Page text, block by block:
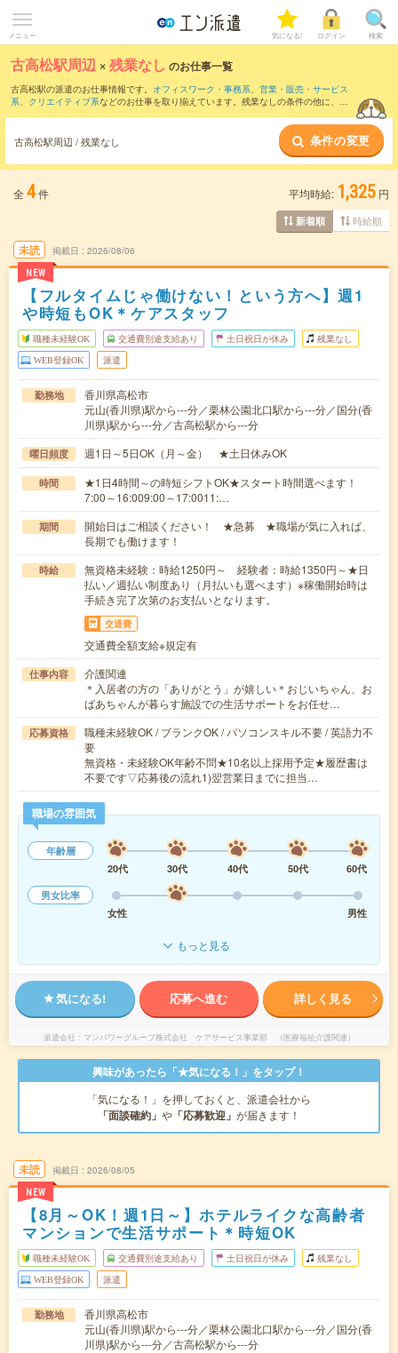
メニュー 気になる! ログイン 検索
古高松駅周辺 ×残業なし のお仕事一覧
古高松駅の派遣のお仕事情報です。 オフィスワーク・事務系、 営業・販売・サービス
系、 クリエイティブ系などのお仕事を取り揃えています。残業なしの条件の他に、 交
古高松駅周辺 / 残業なし 条件の変更
全 4件 平均時給: 1,325 円
新着順 時給順
未読
NEW
掲載日 2026/08/06
【フルタイムじゃ働けない！という方へ】週1
や時短もOK＊ケアスタッフ
職種未経験OK 交通費別途支給あり 土日祝日が休み 残業なし
WEB登録OK 派遣
勤務地
香川県高松市
元山(香川県)駅から---分／栗林公園北口駅から---分／国分(香
川県)駅から---分／古高松駅から---分
曜日頻度 週1日～5日OK（月～金） ★土日休みOK
時間
★1日4時間～の時短シフトOK★スタート時間選べます！
7:00～16:009:00～17:0011:…
期間
開始日はご相談ください！ ★急募 ★職場が気に入れば、
長期でも働けます！
時給
無資格未経験：時給1250円～ 経験者：時給1350円～★日
払い／週払い制度あり（月払いも選べます）※稼働開始時は
手続き完了次第のお支払いとなります。
交通費
交通費全額支給※規定有
仕事内容
介護関連
＊入居者の方の「ありがとう」が嬉しい＊おじいちゃん、お
ばあちゃんが暮らす施設での生活サポートをお任せ…
応募資格
職種未経験OK / ブランクOK / パソコンスキル不要 / 英語力不
要
無資格・未経験OK年齢不問★10名以上採用予定★履歴書は
不要です▽応募後の流れ1)翌営業日までに担当…
職場の雰囲気
年齢層
20代
30代 40代 50代
60代
男女比率
女性
男性
もっと見る
気になる! 応募へ進む 詳しく見る
派遣会社 マンパワーグループ株式会社 ケアサービス事業部 （医療福祉介護関連）
興味があったら「★気になる！」をタップ！
「気になる！」を押しておくと、派遣会社から
「面談確約」 や 「応募歓迎」 が届きます！
未読
NEW
掲載日 2026/08/05
【8月～OK！週1日～】ホテルライクな高齢者
マンションで生活サポート＊時短OK
職種未経験OK 交通費別途支給あり 土日祝日が休み 残業なし
WEB登録OK 派遣
勤務地
香川県高松市
元山(香川県)駅から---分／栗林公園北口駅から---分／国分(香
川県)駅から---分／古高松駅から---分